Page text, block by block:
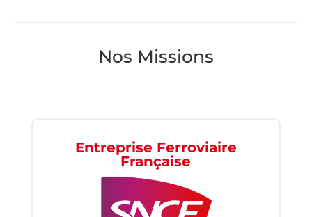
Nos Missions
Entreprise Ferroviaire
Française